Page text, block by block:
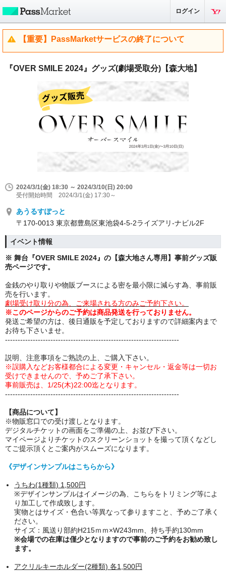
ログイン
【重要】PassMarketサービスの終了について
『OVER SMILE 2024』グッズ(劇場受取分)【森大地】
2024/3/1(金) 18:30 ～ 2024/3/10(日) 20:00
受付開始時間 2024/3/1(金) 17:30～
あうるすぽっと
〒170-0013 東京都豊島区東池袋4-5-2ライズアリ-ナビル2F
イベント情報
※ 舞台『OVER SMILE 2024』の【森大地さん専用】事前グッズ販
売ページです。
金銭のやり取りや物販ブースによる密を最小限に減らす為、事前販
売を行います。
劇場受け取り分の為、ご来場される方のみご予約下さい。
※このページからのご予約は商品発送を行っておりません。
発送ご希望の方は、後日通販を予定しておりますので詳細案内まで
お待ち下さいませ。
---------------------------------------------------------------------
説明、注意事項をご熟読の上、ご購入下さい。
※誤購入などお客様都合による変更・キャンセル・返金等は一切お
受けできませんので、予めご了承下さい。
事前販売は、1/25(木)22:00迄となります。
---------------------------------------------------------------------
【商品について】
※物販窓口での受け渡しとなります。
デジタルチケットの画面をご準備の上、お並び下さい。
マイページよりチケットのスクリーンショットを撮って頂くなどし
てご提示頂くとご案内がスムーズになります。
《デザインサンプルはこちらから》
うちわ(1種類) 1,500円
※デザインサンプルはイメージの為、
こちらをトリミング等によ
り加工して作成致します。
実物とはサイズ・色合い等異なって参りますこと、予めご了承く
ださい。
サイズ：風送り部約H215ｍｍ×W243mm、持ち手約130mm
※会場での在庫は僅少となりますので事前のご予約をお勧め致し
ます。
アクリルキーホルダー(2種類) 各1,500円